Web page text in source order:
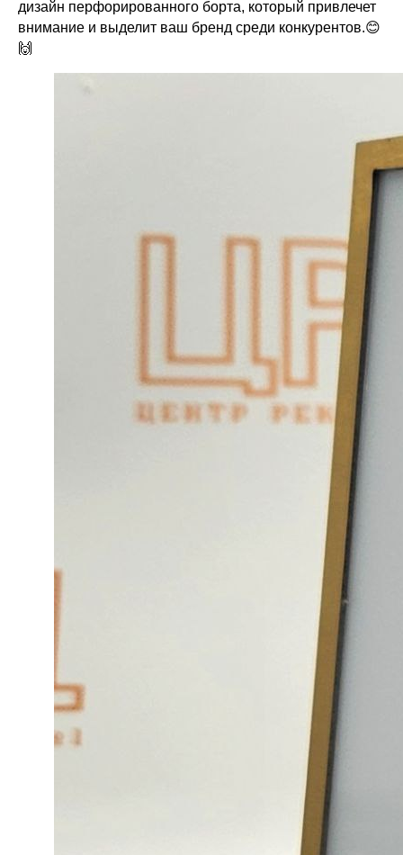
дизайн перфорированного борта, который привлечет
внимание и выделит ваш бренд среди конкурентов.😊
🙌